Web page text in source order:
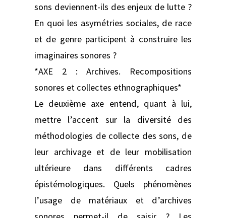
sons deviennent-ils des enjeux de lutte ?
En quoi les asymétries sociales, de race
et de genre participent à construire les
imaginaires sonores ?
*AXE 2 : Archives. Recompositions
sonores et collectes ethnographiques*
Le deuxième axe entend, quant à lui,
mettre l’accent sur la diversité des
méthodologies de collecte des sons, de
leur archivage et de leur mobilisation
ultérieure dans différents cadres
épistémologiques. Quels phénomènes
l’usage de matériaux et d’archives